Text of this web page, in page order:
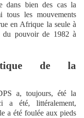
dans bien des cas la
tous les mouvements
en Afrique la seule à
du pouvoir de 1982 à
de la
a, toujours, été la
a été, littéralement,
a été foulée aux pieds